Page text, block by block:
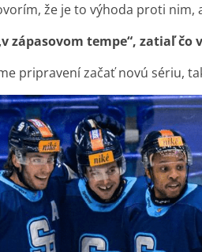
že je to výhoda proti
zápasovom tempe“, zatiaľ čo
pripravení začať novú sériu,